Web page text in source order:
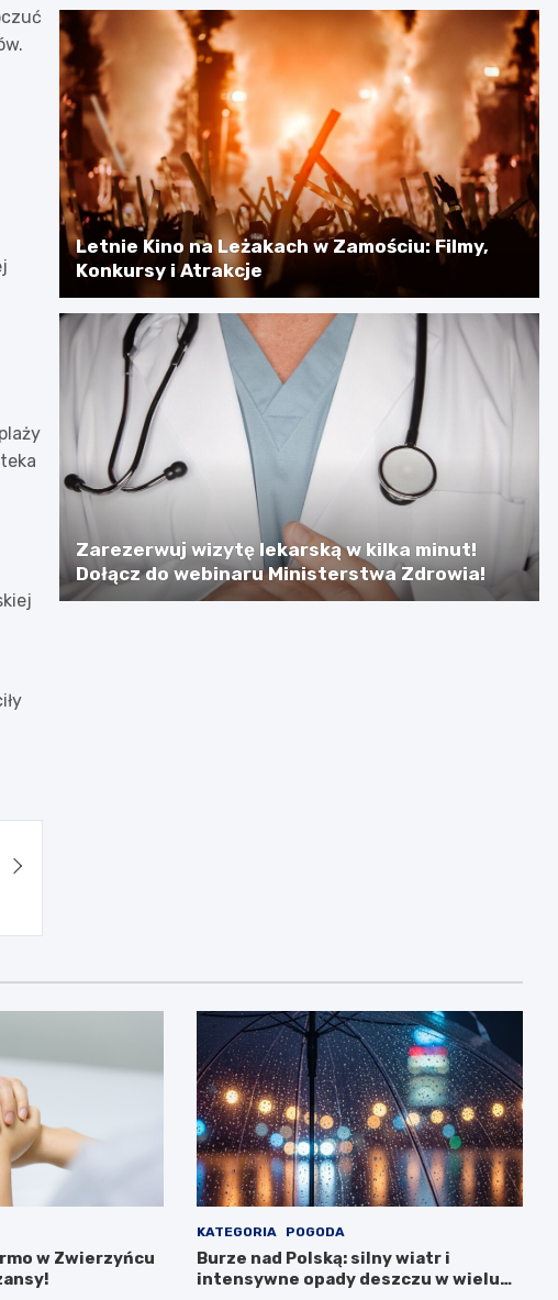
Letnie Kino na Leżakach w Zamościu: Filmy,
Konkursy i Atrakcje
Zarezerwuj wizytę lekarską w kilka minut!
Dołącz do webinaru Ministerstwa Zdrowia!
w Zwierzyńcu
KATEGORIA POGODA
Burze nad Polską: silny wiatr i
intensywne opady deszczu w wielu